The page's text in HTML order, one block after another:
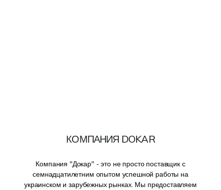
КОМПАНИЯ DOKAR
Компания "Докар" - это не просто поставщик с
семнадцатилетним опытом успешной работы на
украинском и зарубежных рынках. Мы предоставляем